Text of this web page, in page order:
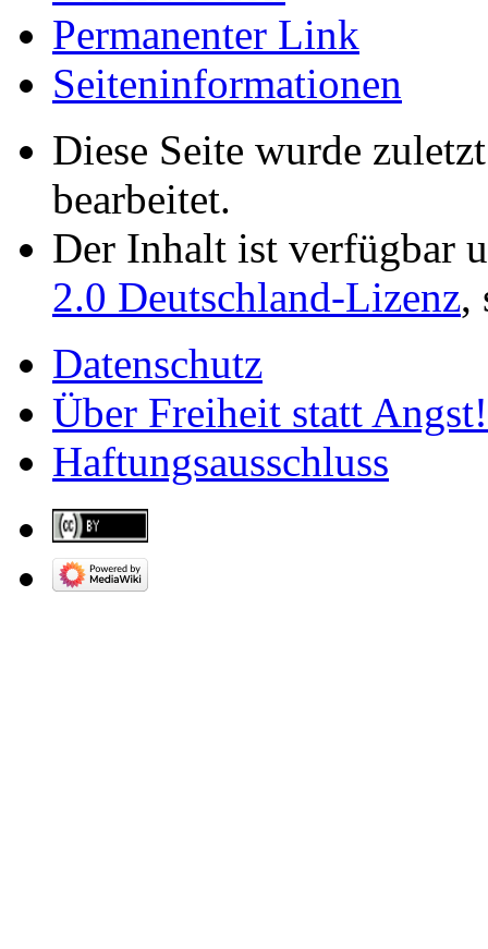
Permanenter Link
Seiten­­informationen
Diese Seite wurde
bearbeitet.
Der Inhalt ist verfügbar
2.0 Deutschland-Lizenz,
Datenschutz
Über Freiheit statt Angst!
Haftungsausschluss